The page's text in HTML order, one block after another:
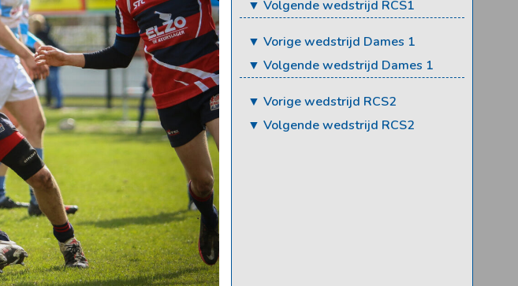
▼ Volgende wedstrijd RCS1
▼ Vorige wedstrijd Dames 1
▼ Volgende wedstrijd Dames 1
▼ Vorige wedstrijd RCS2
▼ Volgende wedstrijd RCS2